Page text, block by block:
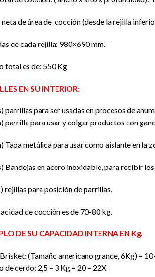
de área de cocción (desde la rejilla
de cada rejilla: 980×690 mm.
total es de: 550 Kg
EN SU INTERIOR:
parrillas para ser usadas en procesos de
parrilla para usar y colgar productos con
Tapa metálica para usar como aislante en la
Bandejas en acero inoxidable, para recibir
rejillas para posición de parrillas.
de cocción es de 70-80 kg.
DE SU CAPACIDAD INTERNA EN Kg.
(Tamaño americano grande, 6Kg) =
de cerdo: 2,5 – 3 Kg = 20 – 22X